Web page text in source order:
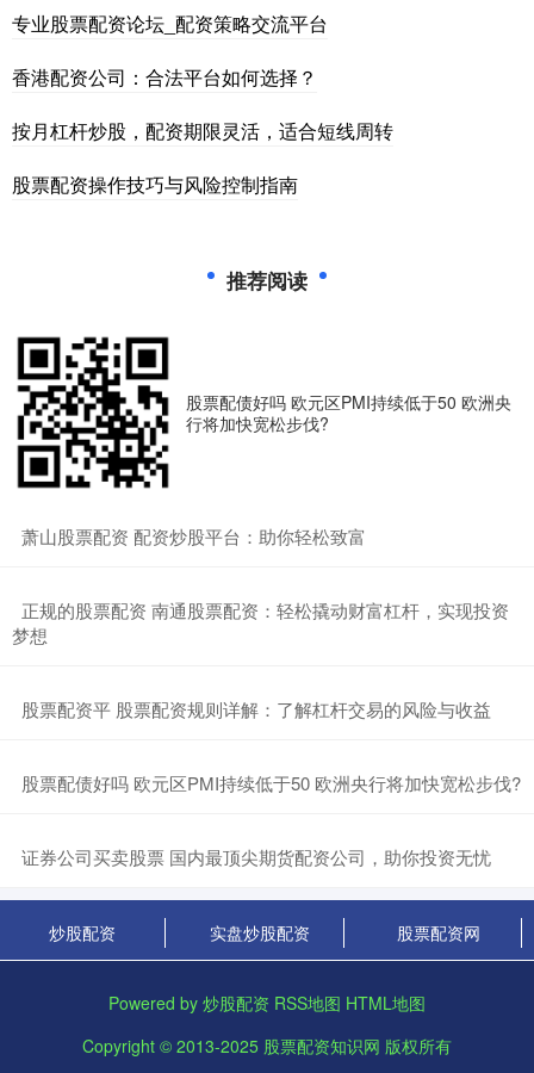
专业股票配资论坛_配资策略交流平台
香港配资公司：合法平台如何选择？
按月杠杆炒股，配资期限灵活，适合短线周转
股票配资操作技巧与风险控制指南
推荐阅读
股票配债好吗 欧元区PMI持续低于50 欧洲央
行将加快宽松步伐?
​萧山股票配资 配资炒股平台：助你轻松致富
​正规的股票配资 南通股票配资：轻松撬动财富杠杆，实现投资
梦想
​股票配资平 股票配资规则详解：了解杠杆交易的风险与收益
​股票配债好吗 欧元区PMI持续低于50 欧洲央行将加快宽松步伐?
​证券公司买卖股票 国内最顶尖期货配资公司，助你投资无忧
炒股配资 实盘炒股配资 股票配资网
Powered by 炒股配资 RSS地图 HTML地图
Copyright © 2013-2025 股票配资知识网 版权所有